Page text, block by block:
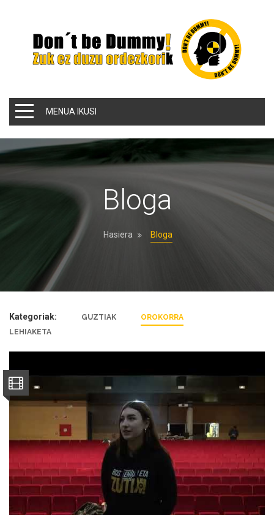
MENUA IKUSI
Bloga
Hasiera Bloga
Kategoriak: GUZTIAK
OROKORRA
LEHIAKETA